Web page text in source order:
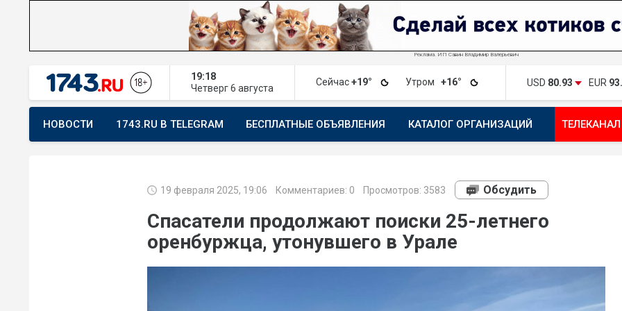
Реклама. ИП Савин Владимир Валерьевич
19:18
Четверг 6 августа
Сейчас+19° Утром +16° USD 80.93 EUR
НОВОСТИ 1743.RU В TELEGRAM БЕСПЛАТНЫЕ ОБЪЯВЛЕНИЯ КАТАЛОГ ОРГАНИЗАЦИЙ
19 февраля 2025, 19:06 Комментариев: 0 Просмотров: 3583 Обсудить
Спасатели продолжают поиски 25-летнего
оренбуржца, утонувшего в Урале